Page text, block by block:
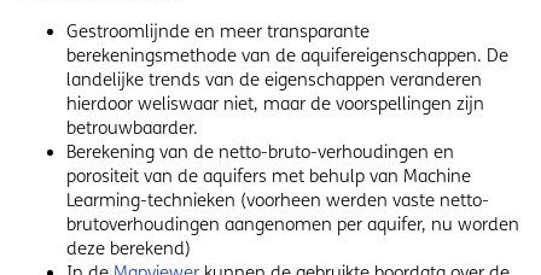
Gestroomlijnde en meer transparante
berekeningsmethode van de aquifereigenschappen. De
landelijke trends van de eigenschappen veranderen
hierdoor weliswaar niet, maar de voorspellingen zijn
betrouwbaarder.
Berekening van de netto-bruto-verhoudingen en
porositeit van de aquifers met behulp van Machine
Learming-technieken (voorheen werden vaste netto-
brutoverhoudingen aangenomen per aquifer, nu worden
deze berekend)